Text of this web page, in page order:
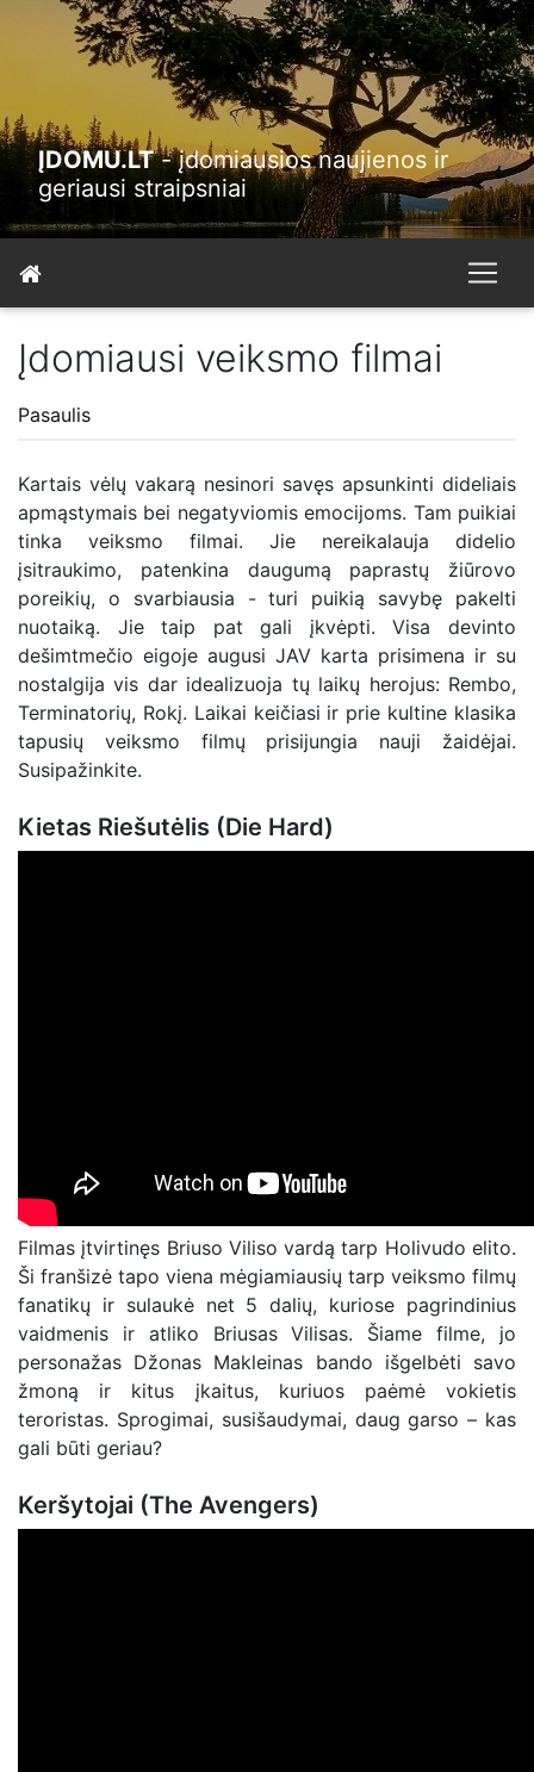
ĮDOMU.LT- įdomiausios naujienos ir
geriausi straipsniai
Įdomiausi veiksmo filmai
Pasaulis
Kartais vėlų vakarą nesinori savęs apsunkinti dideliais
apmąstymais bei negatyviomis emocijoms. Tam puikiai
tinka veiksmo filmai. Jie nereikalauja didelio
įsitraukimo, patenkina daugumą paprastų žiūrovo
poreikių, o svarbiausia - turi puikią savybę pakelti
nuotaiką. Jie taip pat gali įkvėpti. Visa devinto
dešimtmečio eigoje augusi JAV karta prisimena ir su
nostalgija vis dar idealizuoja tų laikų herojus: Rembo,
Terminatorių, Rokį. Laikai keičiasi ir prie kultine klasika
tapusių veiksmo filmų prisijungia nauji žaidėjai.
Susipažinkite.
Kietas Riešutėlis (Die Hard)
Filmas įtvirtinęs Briuso Viliso vardą tarp Holivudo elito.
Ši franšizė tapo viena mėgiamiausių tarp veiksmo filmų
fanatikų ir sulaukė net 5 dalių, kuriose pagrindinius
vaidmenis ir atliko Briusas Vilisas. Šiame filme, jo
personažas Džonas Makleinas bando išgelbėti savo
žmoną ir kitus įkaitus, kuriuos paėmė vokietis
teroristas. Sprogimai, susišaudymai, daug garso – kas
gali būti geriau?
Keršytojai (The Avengers)